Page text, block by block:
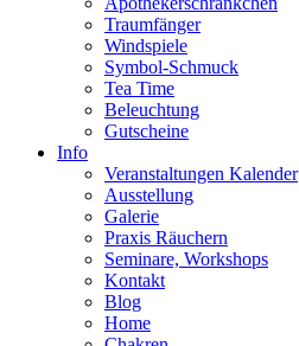
Traumfänger
Windspiele
Symbol-Schmuck
Tea Time
Beleuchtung
Gutscheine
Info
Veranstaltungen Kalender
Ausstellung
Galerie
Praxis Räuchern
Seminare, Workshops
Kontakt
Blog
Home